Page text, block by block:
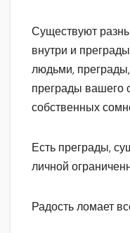
Существуют
внутри и
людьми,
преграды вашего
собственных
Есть преграды,
личной
Радость ломает